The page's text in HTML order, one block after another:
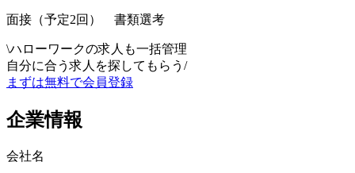
面接（予定2回） 書類選考
\ハローワークの求人も一括管理
自分に合う求人を探してもらう /
まずは無料で会員登録
企業情報
会社名